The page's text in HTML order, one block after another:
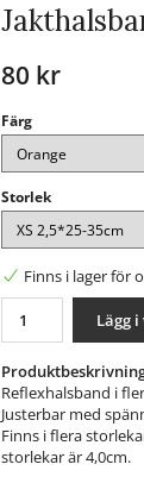
80 kr
Färg
Storlek
Finns i lager för
Lägg
Reflexhalsband i
Justerbar med
Finns i flera
storlekar är 4,0cm.